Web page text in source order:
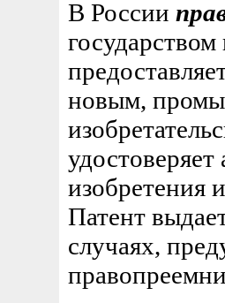
В России
новым,
изобретения
Патент
случаях,